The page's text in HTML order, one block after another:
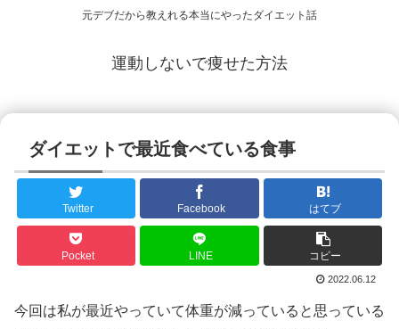
元デブだから教えれる本当にやったダイエット話
運動しないで痩せた方法
ダイエットで最近食べている食事
Twitter Facebook はてブ
Pocket LINE コピー
2022.06.12
今回は私が最近やっていて体重が減っていると思っている